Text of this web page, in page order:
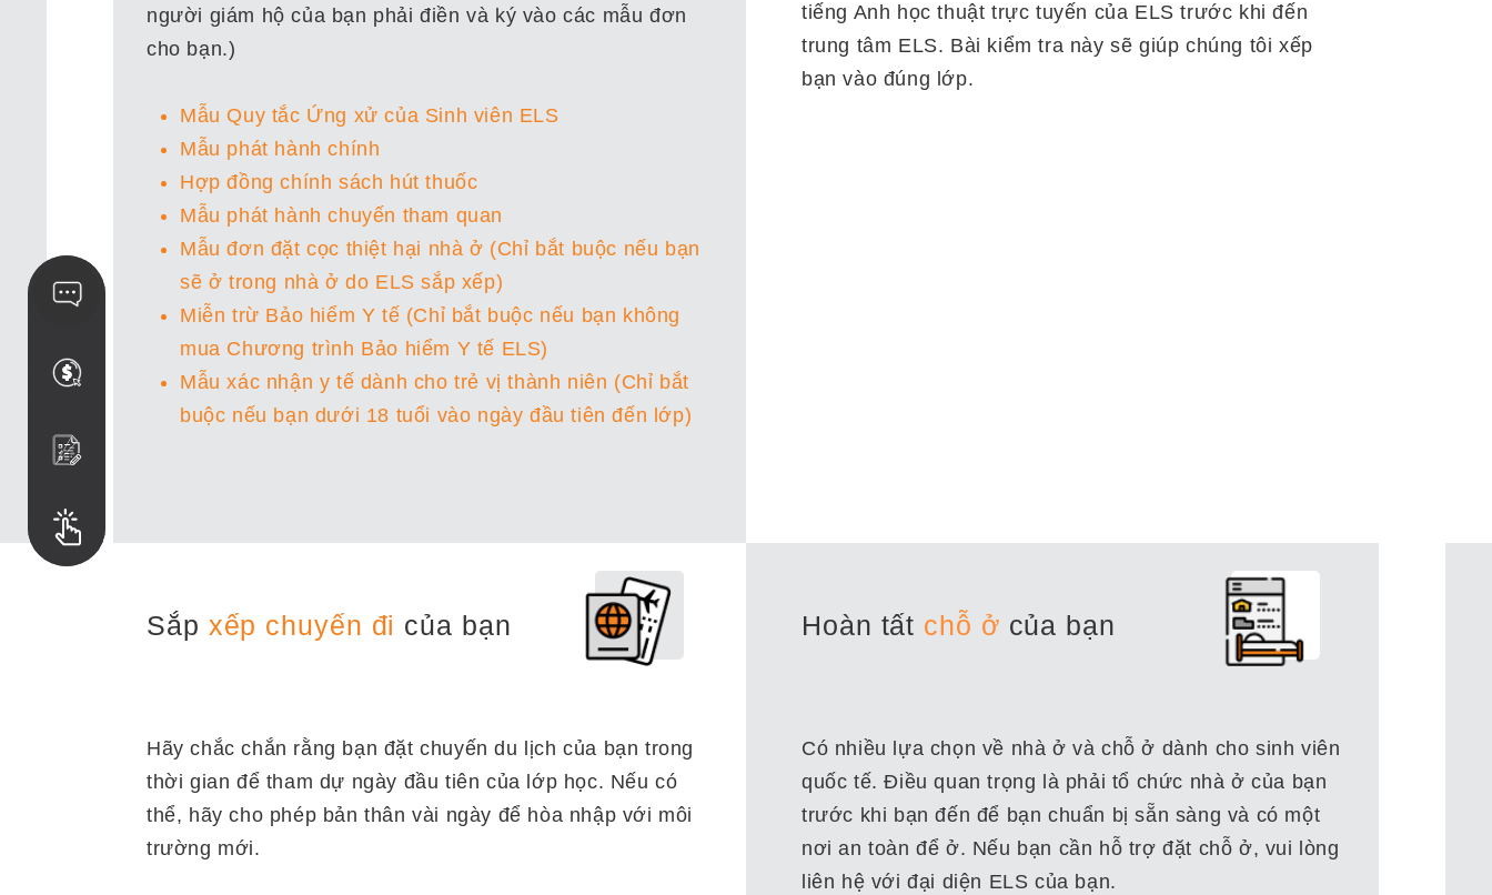
người giám hộ của bạn phải điền và ký vào các mẫu đơn
cho bạn.)
Mẫu Quy tắc Ứng xử của Sinh viên ELS
Mẫu phát hành chính
Hợp đồng chính sách hút thuốc
Mẫu phát hành chuyến tham quan
Mẫu đơn đặt cọc thiệt hại nhà ở (Chỉ bắt buộc nếu bạn
sẽ ở trong nhà ở do ELS sắp xếp)
Miễn trừ Bảo hiểm Y tế (Chỉ bắt buộc nếu bạn không
mua Chương trình Bảo hiểm Y tế ELS)
Mẫu xác nhận y tế dành cho trẻ vị thành niên (Chỉ bắt
buộc nếu bạn dưới 18 tuổi vào ngày đầu tiên đến lớp)
tiếng Anh học thuật trực tuyến của ELS trước khi đến
trung tâm ELS. Bài kiểm tra này sẽ giúp chúng tôi xếp
bạn vào đúng lớp.
Sắp xếp chuyến đi của bạn
Hãy chắc chắn rằng bạn đặt chuyến du lịch của bạn trong
thời gian để tham dự ngày đầu tiên của lớp học. Nếu có
thể, hãy cho phép bản thân vài ngày để hòa nhập với môi
trường mới.
Hoàn tất chỗ ở của bạn
Có nhiều lựa chọn về nhà ở và chỗ ở dành cho sinh viên
quốc tế. Điều quan trọng là phải tổ chức nhà ở của bạn
trước khi bạn đến để bạn chuẩn bị sẵn sàng và có một
nơi an toàn để ở. Nếu bạn cần hỗ trợ đặt chỗ ở, vui lòng
liên hệ với đại diện ELS của bạn.